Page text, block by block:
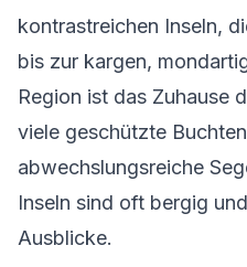
kontrastreichen Inseln,
bis zur kargen,
Region ist das Zuhause
viele geschützte
abwechslungsreiche
Inseln sind oft bergig
Ausblicke.